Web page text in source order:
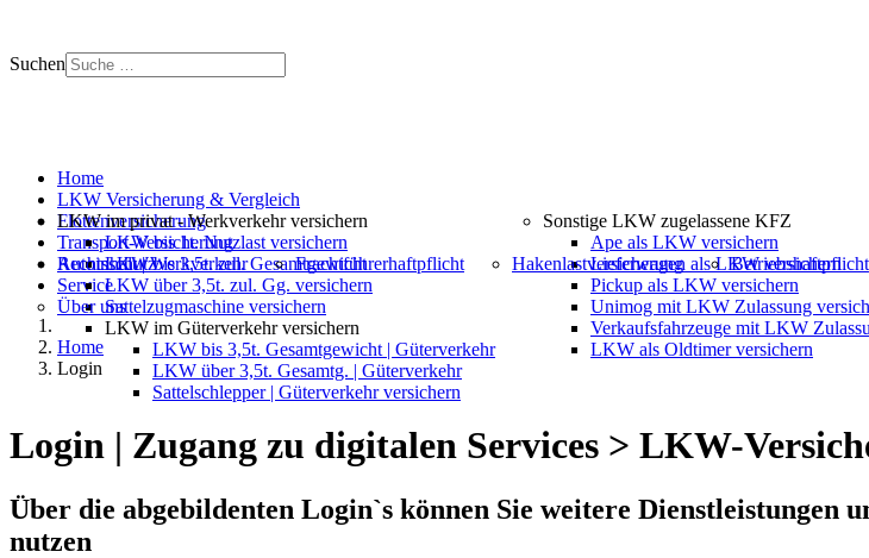
Suchen
Home
LKW Versicherung & Vergleich
LKW im privat - Werkverkehr versichern
LKW bis 1t. Nutzlast versichern
LKW bis 3,5t. zul. Gesamtgewicht
LKW über 3,5t. zul. Gg. versichern
Sattelzugmaschine versichern
LKW im Güterverkehr versichern
LKW bis 3,5t. Gesamtgewicht | Güterverkehr
LKW über 3,5t. Gesamtg. | Güterverkehr
Sattelschlepper | Güterverkehr versichern
Sonstige LKW zugelassene KFZ
Ape als LKW versichern
Lieferwagen als LKW versichern
Pickup als LKW versichern
Unimog mit LKW Zulassung
Verkaufsfahrzeuge mit LKW
LKW als Oldtimer versichern
Flottenversicherung
Transport-Versicherung
Autoinhalt | Werkverkehr
Frachtführerhaftpflicht Hakenlastversicherung Betriebshaftpflicht
Rechtsschutz
Service
Über uns
Home
Login
Login | Zugang zu digitalen Services > LKW-
Über die abgebildenten Login`s können Sie weitere Dienstleistungen
nutzen